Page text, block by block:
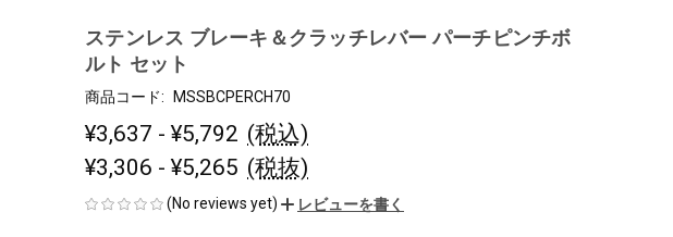
ステンレス ブレーキ＆クラッチレバー パーチピンチボ
ルト セット
商品コード: MSSBCPERCH70
¥3,637 - ¥5,792 (税込)
¥3,306 - ¥5,265 (税抜)
(No reviews yet) レビューを書く